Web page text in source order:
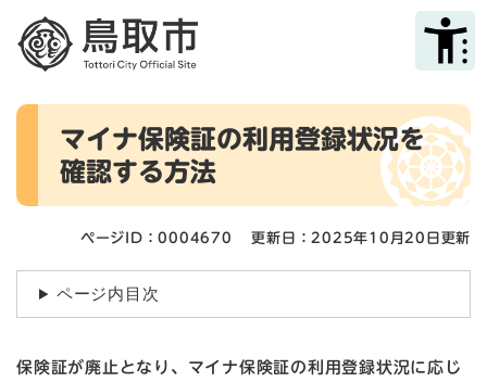
メニューを飛ばして本文へ
本
マイナ保険証の利用登録状況を
確認する方法
ページID：0004670 更新日：2025年10月20日更新
ページ内目次
保険証が廃止となり、マイナ保険証の利用登録状況に応じ